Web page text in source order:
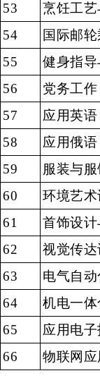
53
烹饪工
54
国际邮
55
健身指
56
党务工作
57
应用英语
58
应用俄语
59
服装与服
60
环境艺术
61
首饰设计
62
视觉传达
63
电气自
64
机电一
65
应用电子
66
物联网应